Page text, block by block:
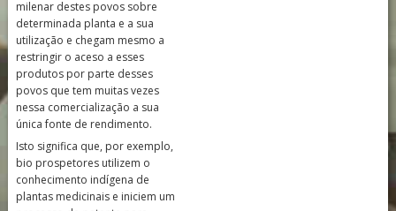
milenar destes povos sobre
determinada planta e a sua
utilização e chegam mesmo a
restringir o aceso a esses
produtos por parte desses
povos que tem muitas vezes
nessa comercialização a sua
única fonte de rendimento.
Isto significa que, por exemplo,
bio prospetores utilizem o
conhecimento indígena de
plantas medicinais e iniciem um